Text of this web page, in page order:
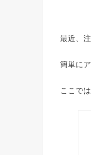
最近、
簡単に
ここで